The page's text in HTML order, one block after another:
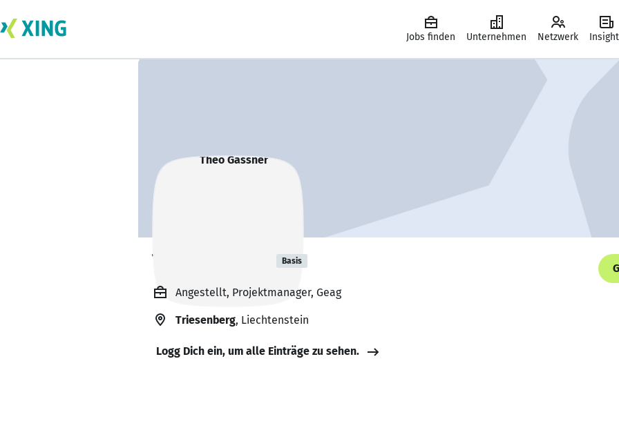
Jobs finden Unternehmen Netzwerk
Theo Gassner Basis
Angestellt, Projektmanager, Geag
Triesenberg, Liechtenstein
Logg Dich ein, um alle Einträge zu sehen.